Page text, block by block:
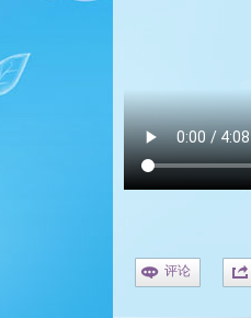
评论